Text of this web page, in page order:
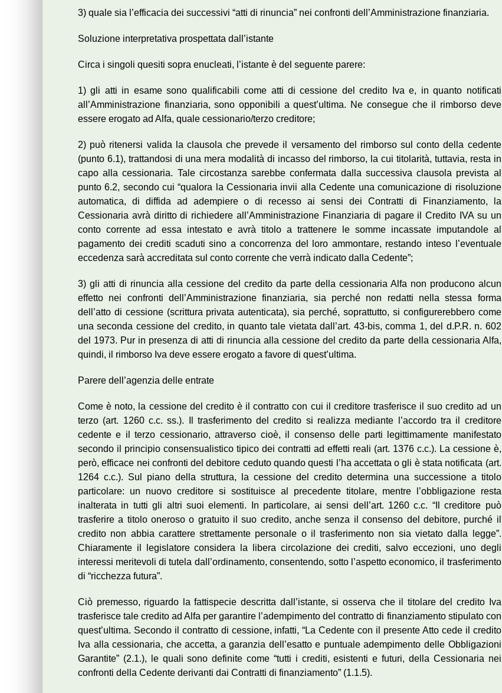
3) quale sia l’efficacia dei successivi “atti di rinuncia” nei confronti dell’Amministrazione finanziaria.
Soluzione interpretativa prospettata dall’istante
Circa i singoli quesiti sopra enucleati, l’istante è del seguente parere:
1) gli atti in esame sono qualificabili come atti di cessione del credito Iva e, in quanto notificati
all’Amministrazione finanziaria, sono opponibili a quest’ultima. Ne consegue che il rimborso deve
essere erogato ad Alfa, quale cessionario/terzo creditore;
2) può ritenersi valida la clausola che prevede il versamento del rimborso sul conto della cedente
(punto 6.1), trattandosi di una mera modalità di incasso del rimborso, la cui titolarità, tuttavia, resta in
capo alla cessionaria. Tale circostanza sarebbe confermata dalla successiva clausola prevista al
punto 6.2, secondo cui “qualora la Cessionaria invii alla Cedente una comunicazione di risoluzione
automatica, di diffida ad adempiere o di recesso ai sensi dei Contratti di Finanziamento, la
Cessionaria avrà diritto di richiedere all’Amministrazione Finanziaria di pagare il Credito IVA su un
conto corrente ad essa intestato e avrà titolo a trattenere le somme incassate imputandole al
pagamento dei crediti scaduti sino a concorrenza del loro ammontare, restando inteso l’eventuale
eccedenza sarà accreditata sul conto corrente che verrà indicato dalla Cedente”;
3) gli atti di rinuncia alla cessione del credito da parte della cessionaria Alfa non producono alcun
effetto nei confronti dell’Amministrazione finanziaria, sia perché non redatti nella stessa forma
dell’atto di cessione (scrittura privata autenticata), sia perché, soprattutto, si configurerebbero come
una seconda cessione del credito, in quanto tale vietata dall’art. 43-bis, comma 1, del d.P.R. n. 602
del 1973. Pur in presenza di atti di rinuncia alla cessione del credito da parte della cessionaria Alfa,
quindi, il rimborso Iva deve essere erogato a favore di quest’ultima.
Parere dell’agenzia delle entrate
Come è noto, la cessione del credito è il contratto con cui il creditore trasferisce il suo credito ad un
terzo (art. 1260 c.c. ss.). Il trasferimento del credito si realizza mediante l’accordo tra il creditore
cedente e il terzo cessionario, attraverso cioè, il consenso delle parti legittimamente manifestato
secondo il principio consensualistico tipico dei contratti ad effetti reali (art. 1376 c.c.). La cessione è,
però, efficace nei confronti del debitore ceduto quando questi l’ha accettata o gli è stata notificata (art.
1264 c.c.). Sul piano della struttura, la cessione del credito determina una successione a titolo
particolare: un nuovo creditore si sostituisce al precedente titolare, mentre l’obbligazione resta
inalterata in tutti gli altri suoi elementi. In particolare, ai sensi dell’art. 1260 c.c. “Il creditore può
trasferire a titolo oneroso o gratuito il suo credito, anche senza il consenso del debitore, purché il
credito non abbia carattere strettamente personale o il trasferimento non sia vietato dalla legge”.
Chiaramente il legislatore considera la libera circolazione dei crediti, salvo eccezioni, uno degli
interessi meritevoli di tutela dall’ordinamento, consentendo, sotto l’aspetto economico, il trasferimento
di “ricchezza futura”.
Ciò premesso, riguardo la fattispecie descritta dall’istante, si osserva che il titolare del credito Iva
trasferisce tale credito ad Alfa per garantire l’adempimento del contratto di finanziamento stipulato con
quest’ultima. Secondo il contratto di cessione, infatti, “La Cedente con il presente Atto cede il credito
Iva alla cessionaria, che accetta, a garanzia dell’esatto e puntuale adempimento delle Obbligazioni
Garantite” (2.1.), le quali sono definite come “tutti i crediti, esistenti e futuri, della Cessionaria nei
confronti della Cedente derivanti dai Contratti di finanziamento” (1.1.5).